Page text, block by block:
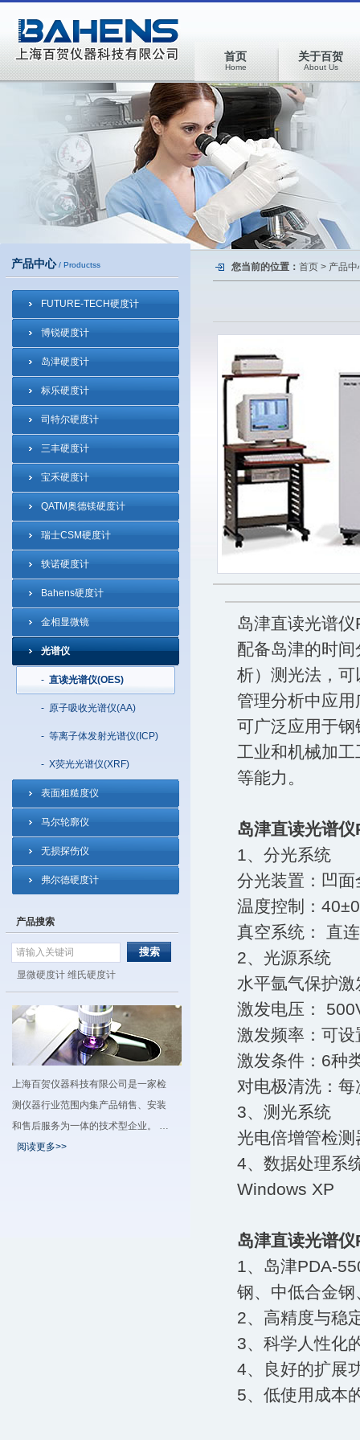
首页
Home
关于百贺
About Us
产品中心/ Productss
FUTURE-TECH硬度计
博锐硬度计
岛津硬度计
标乐硬度计
司特尔硬度计
三丰硬度计
宝禾硬度计
QATM奥德镁硬度计
瑞士CSM硬度计
轶诺硬度计
Bahens硬度计
金相显微镜
光谱仪
- 直读光谱仪(OES)
- 原子吸收光谱仪(AA)
- 等离子体发射光谱仪(ICP)
- X荧光光谱仪(XRF)
表面粗糙度仪
马尔轮廓仪
无损探伤仪
弗尔德硬度计
产品搜索
显微硬度计 维氏硬度计
上海百贺仪器科技有限公司是一家检
测仪器行业范围内集产品销售、安装
和售后服务为一体的技术型企业。 …
阅读更多>>
您当前的位置： 首页 > 产品中
岛津直读光谱
配备岛津的时
析）测光法，
管理分析中应
可广泛应用于
工业和机械加
等能力。
岛津直读光谱
1、分光系统
分光装置：凹
温度控制：
真空系统： 直
2、光源系统
水平氩气保护激
激发电压：
激发频率：可
激发条件：6种
对电极清洗：
3、测光系统
光电倍增管检测
4、数据处理系
Windows XP
岛津直读光谱
1、岛津PDA-
钢、中低合金
2、高精度与稳
3、科学人性化
4、良好的扩展
5、低使用成本